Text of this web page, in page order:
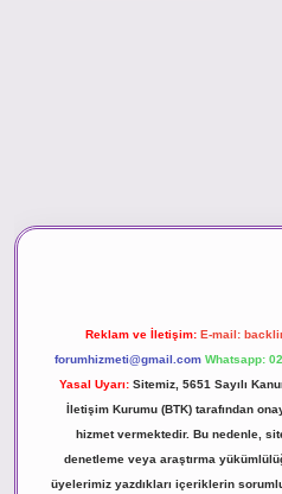
Reklam ve İletişim: E-mail:
forumhizmeti@gmail.com Whatsapp:
Yasal Uyarı: Sitemiz, 5651 Sayılı
İletişim Kurumu (BTK) tarafından
hizmet vermektedir. Bu nedenle,
denetleme veya araştırma
üyelerimiz yazdıkları içeriklerin